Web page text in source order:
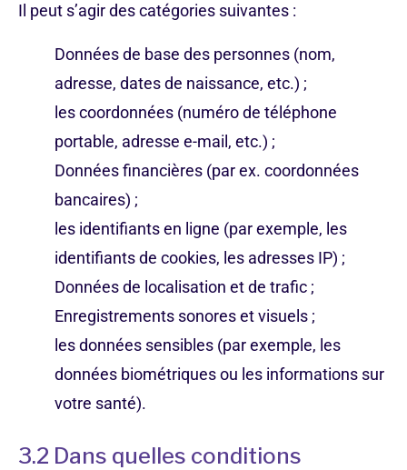
Il peut s’agir des catégories suivantes :
Données de base des personnes (nom,
adresse, dates de naissance, etc.) ;
les coordonnées (numéro de téléphone
portable, adresse e-mail, etc.) ;
Données financières (par ex. coordonnées
bancaires) ;
les identifiants en ligne (par exemple, les
identifiants de cookies, les adresses IP) ;
Données de localisation et de trafic ;
Enregistrements sonores et visuels ;
les données sensibles (par exemple, les
données biométriques ou les informations sur
votre santé).
3.2 Dans quelles conditions